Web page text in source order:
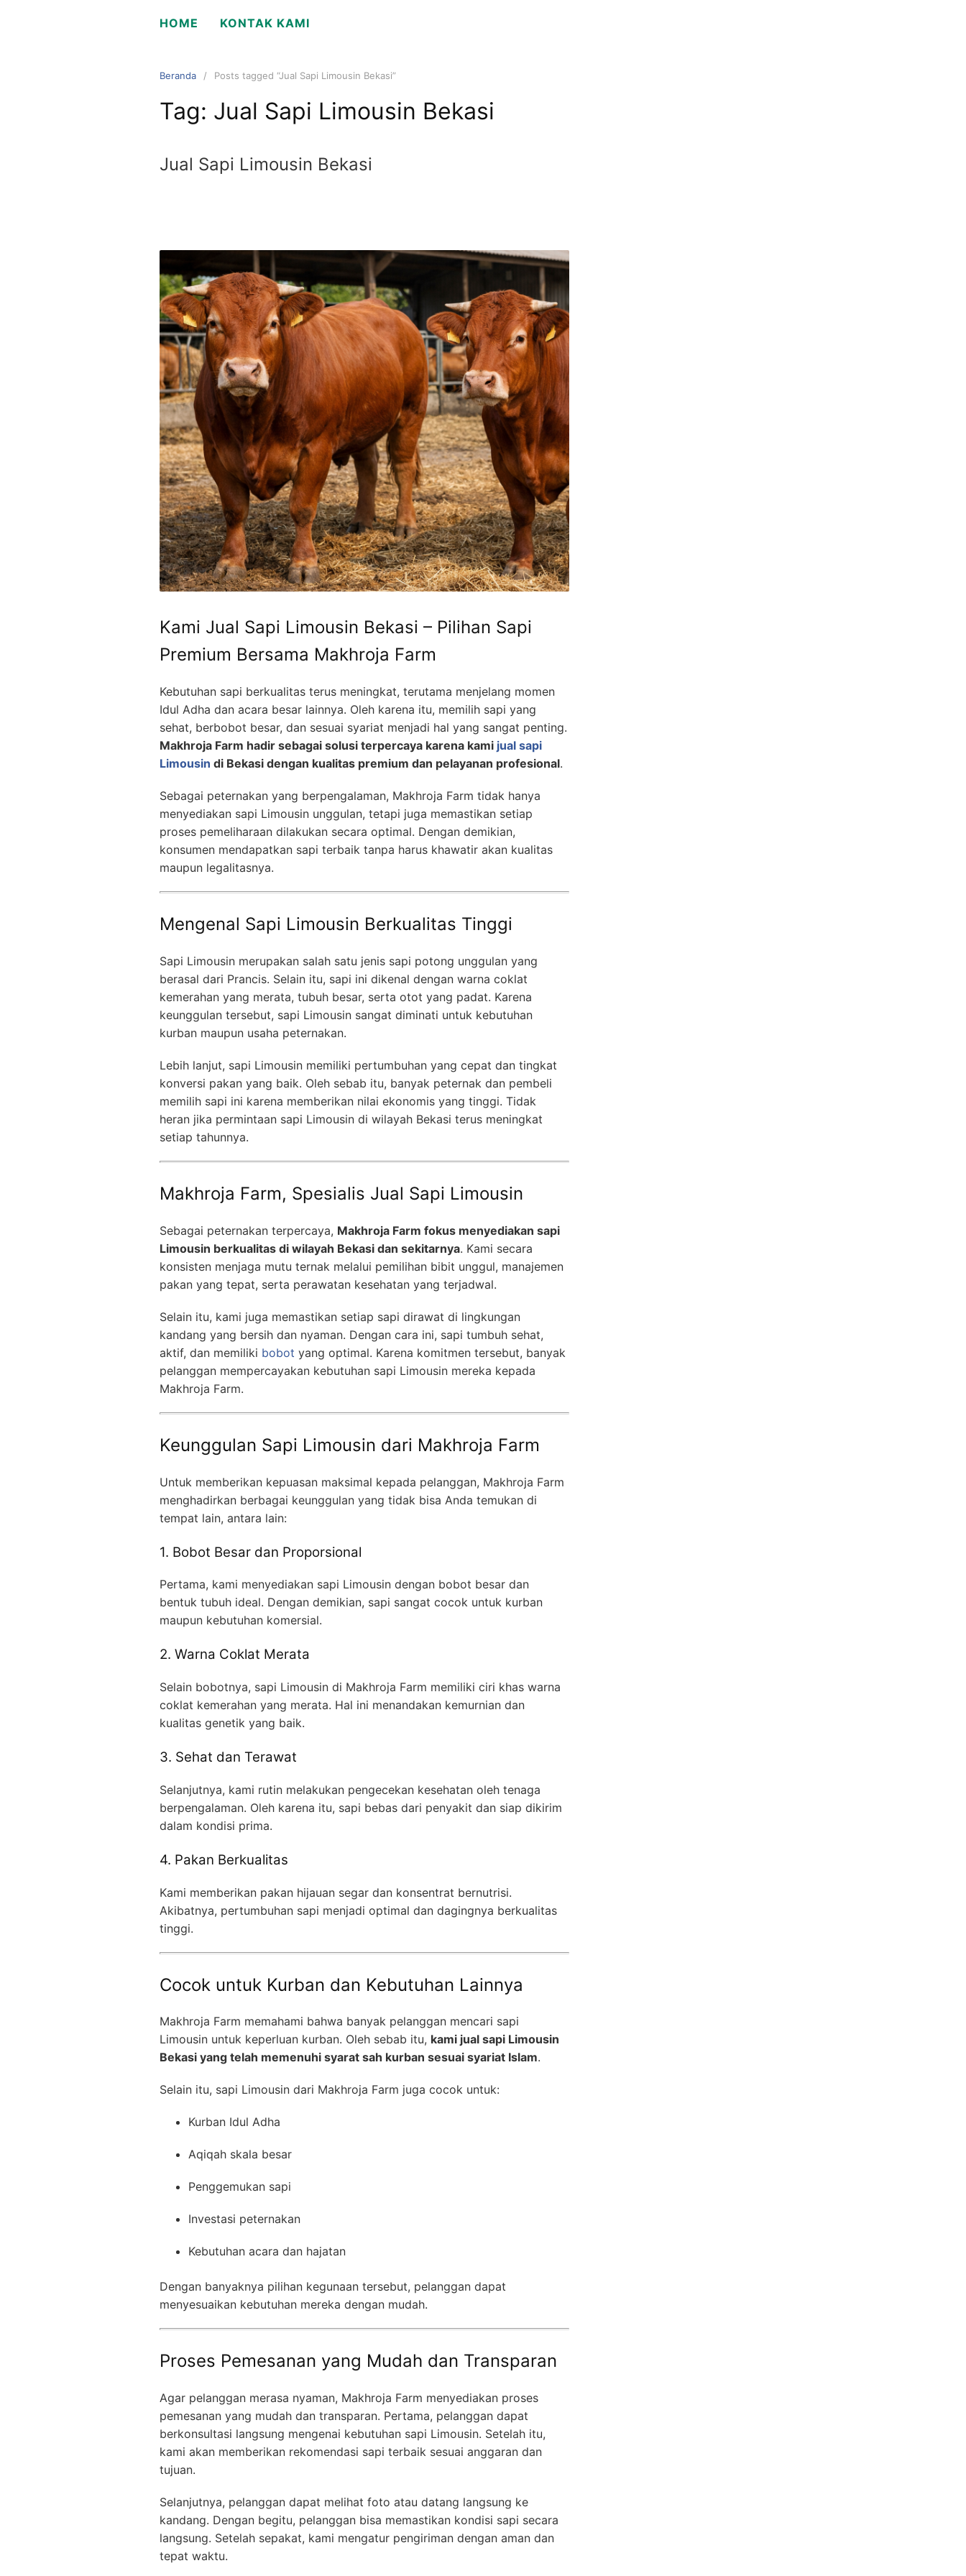
HOME KONTAK KAMI
Beranda Posts tagged “Jual Sapi Limousin Bekasi”
Tag: Jual Sapi Limousin Bekasi
Jual Sapi Limousin Bekasi
Kami Jual Sapi Limousin Bekasi – Pilihan Sapi
Premium Bersama Makhroja Farm
Kebutuhan sapi berkualitas terus meningkat, terutama menjelang momen
Idul Adha dan acara besar lainnya. Oleh karena itu, memilih sapi yang
sehat, berbobot besar, dan sesuai syariat menjadi hal yang sangat penting.
Makhroja Farm hadir sebagai solusi terpercaya karena kami jual sapi
Limousin di Bekasi dengan kualitas premium dan pelayanan profesional.
Sebagai peternakan yang berpengalaman, Makhroja Farm tidak hanya
menyediakan sapi Limousin unggulan, tetapi juga memastikan setiap
proses pemeliharaan dilakukan secara optimal. Dengan demikian,
konsumen mendapatkan sapi terbaik tanpa harus khawatir akan kualitas
maupun legalitasnya.
Mengenal Sapi Limousin Berkualitas Tinggi
Sapi Limousin merupakan salah satu jenis sapi potong unggulan yang
berasal dari Prancis. Selain itu, sapi ini dikenal dengan warna coklat
kemerahan yang merata, tubuh besar, serta otot yang padat. Karena
keunggulan tersebut, sapi Limousin sangat diminati untuk kebutuhan
kurban maupun usaha peternakan.
Lebih lanjut, sapi Limousin memiliki pertumbuhan yang cepat dan tingkat
konversi pakan yang baik. Oleh sebab itu, banyak peternak dan pembeli
memilih sapi ini karena memberikan nilai ekonomis yang tinggi. Tidak
heran jika permintaan sapi Limousin di wilayah Bekasi terus meningkat
setiap tahunnya.
Makhroja Farm, Spesialis Jual Sapi Limousin
Sebagai peternakan terpercaya, Makhroja Farm fokus menyediakan sapi
Limousin berkualitas di wilayah Bekasi dan sekitarnya. Kami secara
konsisten menjaga mutu ternak melalui pemilihan bibit unggul, manajemen
pakan yang tepat, serta perawatan kesehatan yang terjadwal.
Selain itu, kami juga memastikan setiap sapi dirawat di lingkungan
kandang yang bersih dan nyaman. Dengan cara ini, sapi tumbuh sehat,
aktif, dan memiliki bobot yang optimal. Karena komitmen tersebut, banyak
pelanggan mempercayakan kebutuhan sapi Limousin mereka kepada
Makhroja Farm.
Keunggulan Sapi Limousin dari Makhroja Farm
Untuk memberikan kepuasan maksimal kepada pelanggan, Makhroja Farm
menghadirkan berbagai keunggulan yang tidak bisa Anda temukan di
tempat lain, antara lain:
1. Bobot Besar dan Proporsional
Pertama, kami menyediakan sapi Limousin dengan bobot besar dan
bentuk tubuh ideal. Dengan demikian, sapi sangat cocok untuk kurban
maupun kebutuhan komersial.
2. Warna Coklat Merata
Selain bobotnya, sapi Limousin di Makhroja Farm memiliki ciri khas warna
coklat kemerahan yang merata. Hal ini menandakan kemurnian dan
kualitas genetik yang baik.
3. Sehat dan Terawat
Selanjutnya, kami rutin melakukan pengecekan kesehatan oleh tenaga
berpengalaman. Oleh karena itu, sapi bebas dari penyakit dan siap dikirim
dalam kondisi prima.
4. Pakan Berkualitas
Kami memberikan pakan hijauan segar dan konsentrat bernutrisi.
Akibatnya, pertumbuhan sapi menjadi optimal dan dagingnya berkualitas
tinggi.
Cocok untuk Kurban dan Kebutuhan Lainnya
Makhroja Farm memahami bahwa banyak pelanggan mencari sapi
Limousin untuk keperluan kurban. Oleh sebab itu, kami jual sapi Limousin
Bekasi yang telah memenuhi syarat sah kurban sesuai syariat Islam.
Selain itu, sapi Limousin dari Makhroja Farm juga cocok untuk:
Kurban Idul Adha
Aqiqah skala besar
Penggemukan sapi
Investasi peternakan
Kebutuhan acara dan hajatan
Dengan banyaknya pilihan kegunaan tersebut, pelanggan dapat
menyesuaikan kebutuhan mereka dengan mudah.
Proses Pemesanan yang Mudah dan Transparan
Agar pelanggan merasa nyaman, Makhroja Farm menyediakan proses
pemesanan yang mudah dan transparan. Pertama, pelanggan dapat
berkonsultasi langsung mengenai kebutuhan sapi Limousin. Setelah itu,
kami akan memberikan rekomendasi sapi terbaik sesuai anggaran dan
tujuan.
Selanjutnya, pelanggan dapat melihat foto atau datang langsung ke
kandang. Dengan begitu, pelanggan bisa memastikan kondisi sapi secara
langsung. Setelah sepakat, kami mengatur pengiriman dengan aman dan
tepat waktu.